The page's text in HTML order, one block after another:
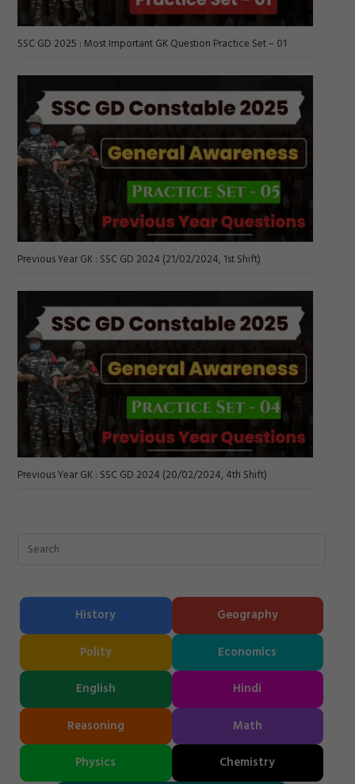
SSC GD 2025 : Most Important GK Question Practice Set – 01
Previous Year GK : SSC GD 2024 (21/02/2024, 1st Shift)
Previous Year GK : SSC GD 2024 (20/02/2024, 4th Shift)
History Geography
Polity Economics
English Hindi
Reasoning Math
Physics Chemistry